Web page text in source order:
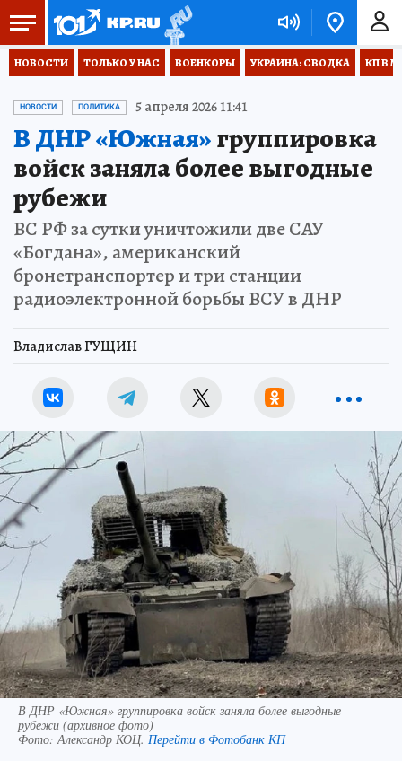
НОВОСТИ ТОЛЬКО У НАС ВОЕНКОРЫ УКРАИНА: СВОДКА КП В
НОВОСТИ ПОЛИТИКА 5 апреля 2026 11:41
В ДНР «Южная»группировка
войск заняла более выгодные
рубежи
ВС РФ за сутки уничтожили две САУ
«Богдана», американский
бронетранспортер и три станции
радиоэлектронной борьбы ВСУ в ДНР
Владислав ГУЩИН
В ДНР «Южная» группировка войск заняла более выгодные
рубежи (архивное фото)
Фото: Александр КОЦ. Перейти в Фотобанк КП